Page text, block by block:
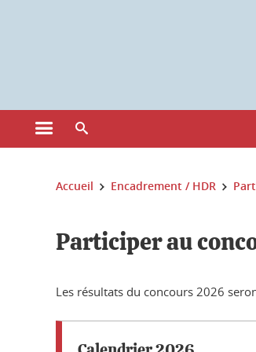
Ouvrir le menu principal
Vous êtes ici :
Accueil Encadrement / HDR
Participer au
Les résultats du concours 2026